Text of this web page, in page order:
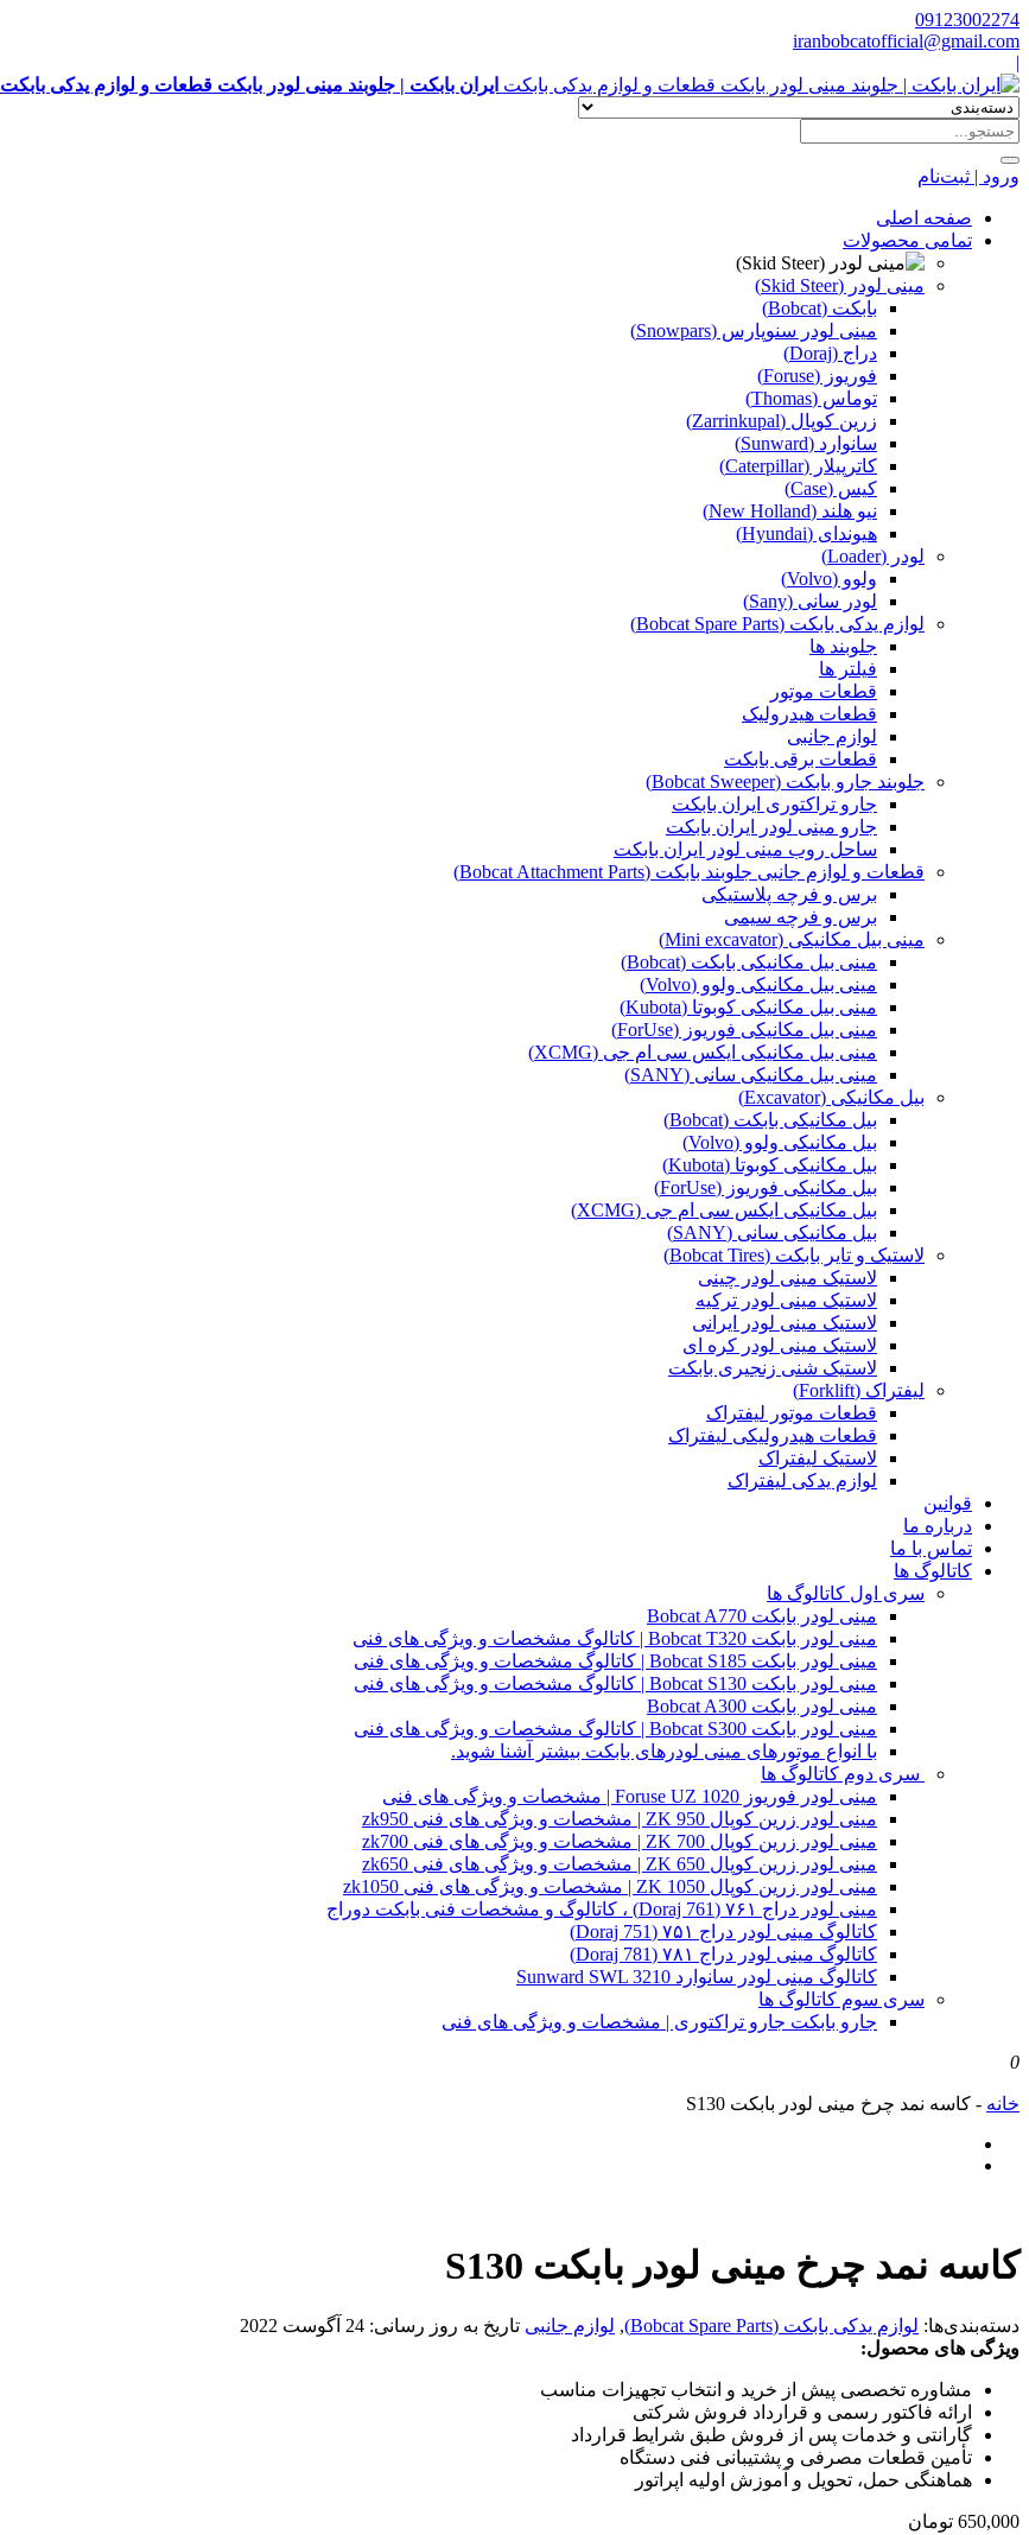
09123002274
iranbobcatofficial@gmail.com
|
ایران بابکت | جلوبند مینی لودر بابکت قطعات و لوازم یدکی بابکت
ورود | ثبت‌نام
صفحه اصلی
تمامی محصولات
مینی لودر (Skid Steer)
بابکت (Bobcat)
مینی لودر سنوپارس (Snowpars)
دراج (Doraj)
فوریوز (Foruse)
توماس (Thomas)
زرین کوپال (Zarrinkupal)
سانوارد (Sunward)
کاترپیلار (Caterpillar)
کیس (Case)
نیو هلند (New Holland)
هیوندای (Hyundai)
لودر (Loader)
ولوو (Volvo)
لودر سانی (Sany)
لوازم یدکی بابکت (Bobcat Spare Parts)
جلوبند ها
فیلتر ها
قطعات موتور
قطعات هیدرولیک
لوازم جانبی
قطعات برقی بابکت
جلوبند جارو بابکت (Bobcat Sweeper)
جارو تراکتوری ایران بابکت
جارو مینی لودر ایران بابکت
ساحل روب مینی لودر ایران بابکت
قطعات و لوازم جانبی جلوبند بابکت (Bobcat Attachment Parts)
برس و فرچه پلاستیکی
برس و فرچه سیمی
مینی بیل مکانیکی (Mini excavator)
مینی بیل مکانیکی بابکت (Bobcat)
مینی بیل مکانیکی ولوو (Volvo)
مینی بیل مکانیکی کوبوتا (Kubota)
مینی بیل مکانیکی فوریوز (ForUse)
مینی بیل مکانیکی ایکس سی ام جی (XCMG)
مینی بیل مکانیکی سانی (SANY)
بیل مکانیکی (Excavator)
بیل مکانیکی بابکت (Bobcat)
بیل مکانیکی ولوو (Volvo)
بیل مکانیکی کوبوتا (Kubota)
بیل مکانیکی فوریوز (ForUse)
بیل مکانیکی ایکس سی ام جی (XCMG)
بیل مکانیکی سانی (SANY)
لاستیک و تایر بابکت (Bobcat Tires)
لاستیک مینی لودر چینی
لاستیک مینی لودر ترکیه
لاستیک مینی لودر ایرانی
لاستیک مینی لودر کره ای
لاستیک شنی زنجیری بابکت
لیفتراک (Forklift)
قطعات موتور لیفتراک
قطعات هیدرولیکی لیفتراک
لاستیک لیفتراک
لوازم یدکی لیفتراک
قوانین
درباره ما
تماس با ما
کاتالوگ ها
سری اول کاتالوگ ها
مینی لودر بابکت Bobcat A770
مینی لودر بابکت Bobcat T320 | کاتالوگ مشخصات و ویژگی های فنی
مینی لودر بابکت Bobcat S185 | کاتالوگ مشخصات و ویژگی های فنی
مینی لودر بابکت Bobcat S130 | کاتالوگ مشخصات و ویژگی های فنی
مینی لودر بابکت Bobcat A300
مینی لودر بابکت Bobcat S300 | کاتالوگ مشخصات و ویژگی های فنی
با انواع موتورهای مینی لودرهای بابکت بیشتر آشنا شوید.
سری دوم کاتالوگ ها
مینی لودر فوریوز Foruse UZ 1020 | مشخصات و ویژگی های فنی
مینی لودر زرین کوپال ZK 950 | مشخصات و ویژگی های فنی zk950
مینی لودر زرین کوپال ZK 700 | مشخصات و ویژگی های فنی zk700
مینی لودر زرین کوپال ZK 650 | مشخصات و ویژگی های فنی zk650
مینی لودر زرین کوپال ZK 1050 | مشخصات و ویژگی های فنی zk1050
مینی لودر دراج ۷۶۱ (Doraj 761) ، کاتالوگ و مشخصات فنی بابکت دوراج
کاتالوگ مینی لودر دراج ۷۵۱ (Doraj 751)
کاتالوگ مینی لودر دراج ۷۸۱ (Doraj 781)
کاتالوگ مینی لودر سانوارد Sunward SWL 3210
سری سوم کاتالوگ ها
جارو بابکت جارو تراکتوری | مشخصات و ویژگی های فنی
0
خانه - کاسه نمد چرخ مینی لودر بابکت S130
کاسه نمد چرخ مینی لودر بابکت S130
دسته‌بندی‌ها: لوازم یدکی بابکت (Bobcat Spare Parts) , لوازم جانبی تاریخ به روز رسانی: 24 آگوست 2022
ویژگی های محصول:
مشاوره تخصصی پیش از خرید و انتخاب تجهیزات مناسب
ارائه فاکتور رسمی و قرارداد فروش شرکتی
گارانتی و خدمات پس از فروش طبق شرایط قرارداد
تأمین قطعات مصرفی و پشتیبانی فنی دستگاه
هماهنگی حمل، تحویل و آموزش اولیه اپراتور
650,000 تومان